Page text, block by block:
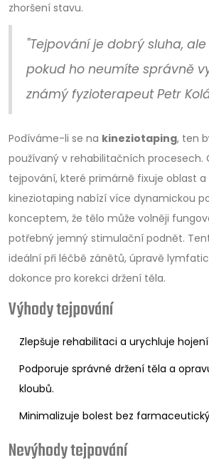
zhoršení stavu.
"Tejpování je dobrý sluha,
pokud ho neumíte správně
známý fyzioterapeut Petr
Podíváme-li se na kineziotaping, ten
používaný v rehabilitačních
tejpování, které primárně fixuje oblast
kineziotaping nabízí více dynamickou
konceptem, že tělo může volněji
potřebný jemný stimulační podnět.
ideální při léčbě zánětů, úpravě
dokonce pro korekci držení těla.
Výhody tejpování
Zlepšuje rehabilitaci a urychluje
Podporuje správné držení těla a
kloubů.
Minimalizuje bolest bez
Nevýhody tejpování